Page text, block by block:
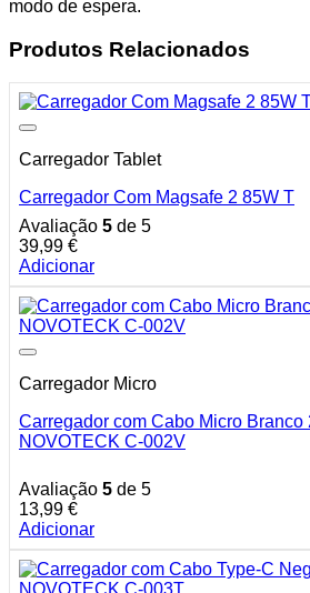
modo de espera.
Produtos Relacionados
Carregador Tablet
Carregador Com Magsafe 2 85W T
Avaliação 5 de 5
39,99 €
Adicionar
Carregador Micro
Carregador com Cabo Micro Branco
NOVOTECK C-002V
Avaliação 5 de 5
13,99 €
Adicionar